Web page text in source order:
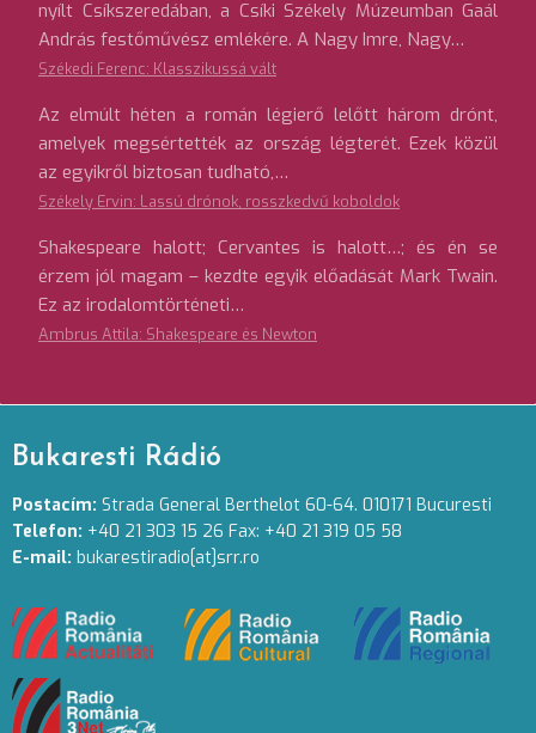
nyílt Csíkszeredában, a Csíki Székely Múzeumban Gaál
András festőművész emlékére. A Nagy Imre, Nagy…
Székedi Ferenc: Klasszikussá vált
Az elmúlt héten a román légierő lelőtt három drónt,
amelyek megsértették az ország légterét. Ezek közül
az egyikről biztosan tudható,…
Székely Ervin: Lassú drónok, rosszkedvű koboldok
Shakespeare halott; Cervantes is halott…; és én se
érzem jól magam – kezdte egyik előadását Mark Twain.
Ez az irodalomtörténeti…
Ambrus Attila: Shakespeare és Newton
Bukaresti Rádió
Postacím: Strada General Berthelot 60-64. 010171 Bucuresti
Telefon: +40 21 303 15 26 Fax: +40 21 319 05 58
E-mail: bukarestiradio[at]srr.ro